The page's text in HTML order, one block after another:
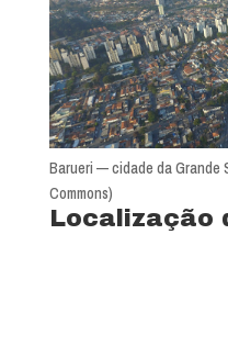
Barueri — cidade da Grande
Commons)
Localização